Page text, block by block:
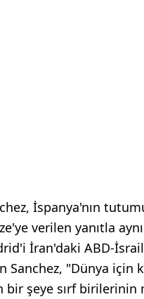
İspanya'nın
verilen yanıtla
İran'daki ABD-
Sanchez, "Dünya için
bir şeye sırf birilerinin